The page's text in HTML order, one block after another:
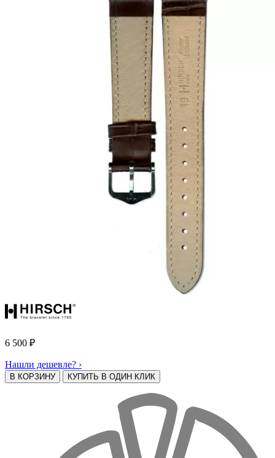
6 500 ₽
Нашли дешевле? ›
В КОРЗИНУ КУПИТЬ В ОДИН КЛИК